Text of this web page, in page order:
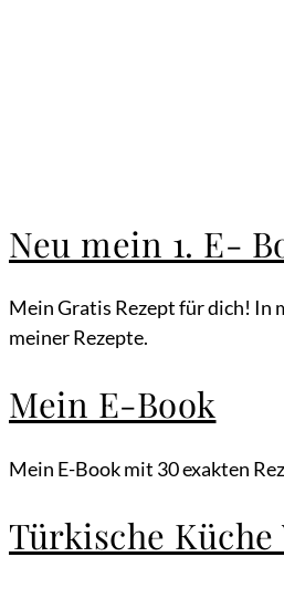
Neu mein 1. E-
Mein Gratis Rezept für dich! In
meiner Rezepte.
Mein E-Book
Mein E-Book mit 30 exakten
Türkische